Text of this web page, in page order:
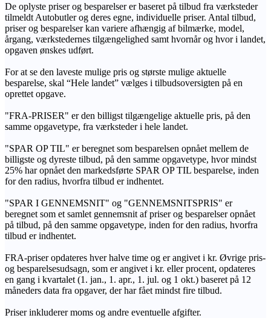
De oplyste priser og besparelser er baseret på tilbud fra værksteder
tilmeldt Autobutler og deres egne, individuelle priser. Antal tilbud,
priser og besparelser kan variere afhængig af bilmærke, model,
årgang, værkstedernes tilgængelighed samt hvornår og hvor i landet,
opgaven ønskes udført.
For at se den laveste mulige pris og største mulige aktuelle
besparelse, skal “Hele landet” vælges i tilbudsoversigten på en
oprettet opgave.
"FRA-PRISER" er den billigst tilgængelige aktuelle pris, på den
samme opgavetype, fra værksteder i hele landet.
"SPAR OP TIL" er beregnet som besparelsen opnået mellem de
billigste og dyreste tilbud, på den samme opgavetype, hvor mindst
25% har opnået den markedsførte SPAR OP TIL besparelse, inden
for den radius, hvorfra tilbud er indhentet.
"SPAR I GENNEMSNIT" og "GENNEMSNITSPRIS" er
beregnet som et samlet gennemsnit af priser og besparelser opnået
på tilbud, på den samme opgavetype, inden for den radius, hvorfra
tilbud er indhentet.
FRA-priser opdateres hver halve time og er angivet i kr. Øvrige pris-
og besparelsesudsagn, som er angivet i kr. eller procent, opdateres
en gang i kvartalet (1. jan., 1. apr., 1. jul. og 1 okt.) baseret på 12
måneders data fra opgaver, der har fået mindst fire tilbud.
Priser inkluderer moms og andre eventuelle afgifter.